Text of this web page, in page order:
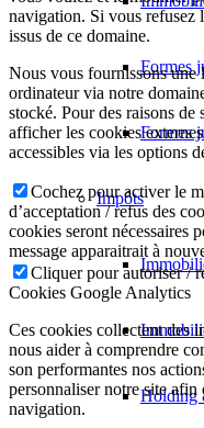
Formes
Formes
Impôts
Holding
navigation. Si vous refusez
issus de ce domaine.
Nous vous fournissons une
ordinateur via notre
stocké. Pour des raisons
afficher les cookies
accessibles via les options
Cochez pour activer le
d’acceptation / refus des
cookies seront nécessaires
message apparaitrait à
Cliquer pour autoriser /
Cookies Google Analytics
Ces cookies collectent des
nous aider à comprendre
son performantes nos
personnaliser notre site afin
navigation.